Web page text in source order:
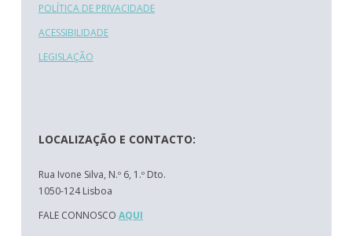
POLÍTICA DE PRIVACIDADE
ACESSIBILIDADE
LEGISLAÇÃO
LOCALIZAÇÃO E CONTACTO:
Rua Ivone Silva, N.º 6, 1.º Dto.
1050-124 Lisboa
FALE CONNOSCO AQUI